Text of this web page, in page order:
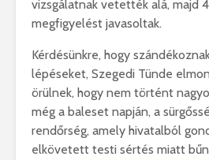
vizsgálatnak vetették alá, majd
megfigyelést javasoltak.
Kérdésünkre, hogy
lépéseket, Szegedi Tünde
örülnek, hogy nem történt
még a baleset napján, a
rendőrség, amely hivatalból
elkövetett testi sértés miatt